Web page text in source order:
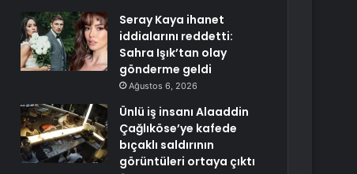
Seray Kaya ihanet
iddialarını reddetti:
Sahra Işık’tan olay
gönderme geldi
Ağustos 6, 2026
Ünlü iş insanı Alaaddin
Çağlıköse’ye kafede
bıçaklı saldırının
görüntüleri ortaya çıktı